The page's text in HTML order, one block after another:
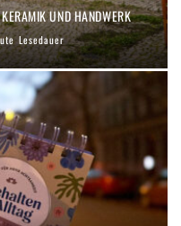
UND HANDWERK
Lesedauer